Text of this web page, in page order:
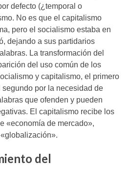
defecto (¿temporal o
No es que el capitalismo
pero el socialismo estaba en
dejando a sus partidarios
La transformación del
del uso común de los
y capitalismo, el primero
segundo por la necesidad de
que ofenden y pueden
El capitalismo recibe los
«economía de mercado»,
del